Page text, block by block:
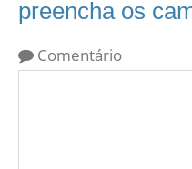
preencha os
Comentário